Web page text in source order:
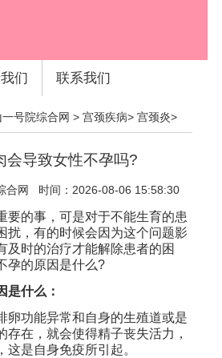
们 联系我们
号院综合网 >宫颈疾病>宫颈炎>
会导致女性不孕吗?
合网 时间：2026-08-06 15:58:30
要的事，可是对于不能生育的患
扰，有的时候会因为这个问题影
及时的治疗才能解除患者的困
孕的原因是什么?
是什么：
卵功能异常和自身的生殖道或是
存在，就会使得精子丧失活力，
这是自身免疫所引起。